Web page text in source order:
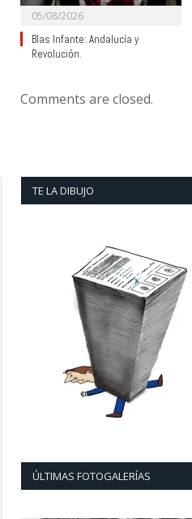
05/08/2026
Blas Infante: Andalucía y
Revolución.
Comments are closed.
TE LA DIBUJO
ÚLTIMAS FOTOGALERÍAS